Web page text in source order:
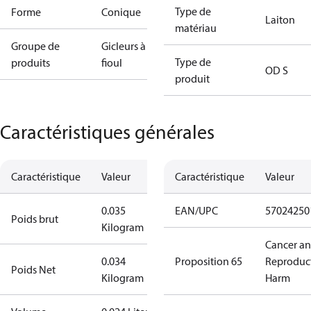
Forme Conique
Groupe de
produits
Gicleurs à
fioul
Type de
matériau
Laiton
Type de
produit
OD S
Caractéristiques générales
Caractéristique Valeur
Poids brut
0.035
Kilogram
Poids Net
0.034
Kilogram
Caractéristique Valeur
EAN/UPC
Proposition 65
Cancer
Harm